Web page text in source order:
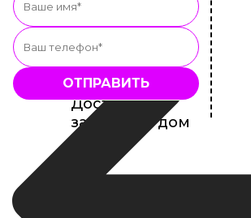
Доставка
заказов на дом